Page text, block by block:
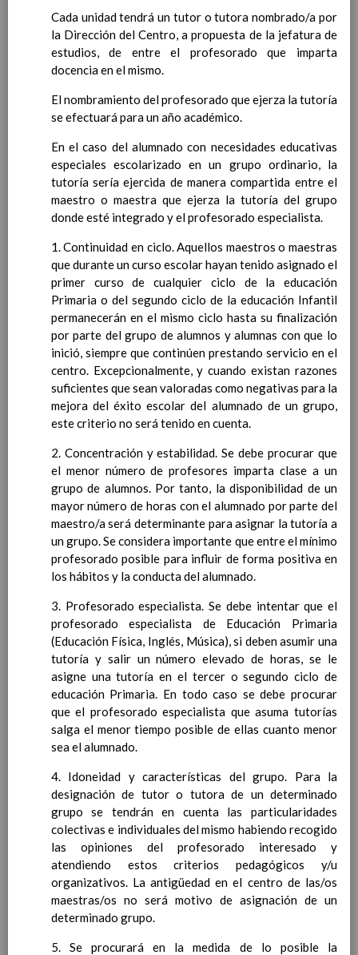
noviembre 2019
Objetivos generales 15 noviembre 2019
Ãreas Curriculares
InterrelaciÃ³n de las inteligencias
y de Ã¡reas curriculares.
Competencias bÃ¡sicas
elementos curriculares del 2Âº ciclo de
e. Infantil
15 noviembre 2019
EvaluaciÃ³n 15 noviembre 2019
InterrelaciÃ³n familiar-centro
educativo
Proyecto curricular de ReligiÃ³n
CatÃ³lica en Segundo Ciclo de Infantil
ConcreciÃ³n curricular para la
etapa
Ãrea III: Lenguajes:
comunicaciÃ³n y
representaciÃ³n
Ãrea II: Conocimiento del
medio
Ãrea I: Conocimiento de sÃ­
mismo y autonomÃ­a
personal
15 noviembre 2019
MetodologÃ­a 15 noviembre 2019
Recursos 15 noviembre 2019
EducaciÃ³n Primaria
CoordinaciÃ³n y concreciÃ³n curricular
Objetivos de la etapa
Ãrea de Lengua Castellana y
Objetivos del Ã¡rea
ContribuciÃ³n del Ã¡rea a
las competencias clave
ConcreciÃ³n curricular
para la etapa. Perfiles de
Ã¡rea y de
competencias
En revisiÃ³n
Ãrea de MatemÃ¡ticas
las competencias clave
ConcreciÃ³n curricular
para la etapa. Perfiles de
Ã¡rea y de
competencias
Ãrea de Lengua Extranjera
(inglÃ©s)
Objetivos del Ã¡rea
las competencias clave
Cada unidad tendrá un tutor o tutora nombrado/a por
la Dirección del Centro, a propuesta de la jefatura de
estudios, de entre el profesorado que imparta
docencia en el mismo.
El nombramiento del profesorado que ejerza la tutoría
se efectuará para un año académico.
En el caso del alumnado con necesidades educativas
especiales escolarizado en un grupo ordinario, la
tutoría sería ejercida de manera compartida entre el
maestro o maestra que ejerza la tutoría del grupo
donde esté integrado y el profesorado especialista.
1. Continuidad en ciclo. Aquellos maestros o maestras
que durante un curso escolar hayan tenido asignado el
primer curso de cualquier ciclo de la educación
Primaria o del segundo ciclo de la educación Infantil
permanecerán en el mismo ciclo hasta su finalización
por parte del grupo de alumnos y alumnas con que lo
inició, siempre que continúen prestando servicio en el
centro. Excepcionalmente, y cuando existan razones
suficientes que sean valoradas como negativas para la
mejora del éxito escolar del alumnado de un grupo,
este criterio no será tenido en cuenta.
2. Concentración y estabilidad. Se debe procurar que
el menor número de profesores imparta clase a un
grupo de alumnos. Por tanto, la disponibilidad de un
mayor número de horas con el alumnado por parte del
maestro/a será determinante para asignar la tutoría a
un grupo. Se considera importante que entre el mínimo
profesorado posible para influir de forma positiva en
los hábitos y la conducta del alumnado.
3. Profesorado especialista. Se debe intentar que el
profesorado especialista de Educación Primaria
(Educación Física, Inglés, Música), si deben asumir una
tutoría y salir un número elevado de horas, se le
asigne una tutoría en el tercer o segundo ciclo de
educación Primaria. En todo caso se debe procurar
que el profesorado especialista que asuma tutorías
salga el menor tiempo posible de ellas cuanto menor
sea el alumnado.
4. Idoneidad y características del grupo. Para la
designación de tutor o tutora de un determinado
grupo se tendrán en cuenta las particularidades
colectivas e individuales del mismo habiendo recogido
las opiniones del profesorado interesado y
atendiendo estos criterios pedagógicos y/u
organizativos. La antigüedad en el centro de las/os
maestras/os no será motivo de asignación de un
determinado grupo.
5. Se procurará en la medida de lo posible la